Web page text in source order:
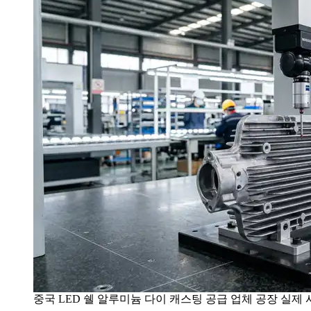
중국 LED 쉘 알루미늄 다이 캐스팅 공급 업체 공장 실제